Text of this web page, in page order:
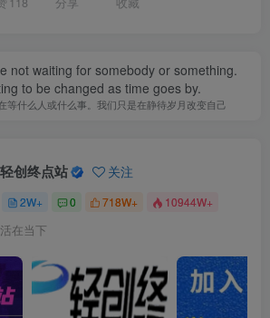
not waiting for somebody or something.
to be changed as time goes by.
等什么人或什么事。我们只是在静待岁月改变自己
轻创终点站 关注
2W+ 0 718W+ 10944W+
活在当下